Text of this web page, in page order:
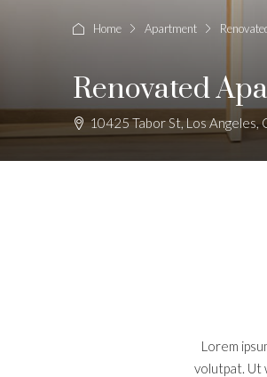
Home Apartment
Renovated
10425 Tabor St, Los Angeles,
Lorem
volutpat. Ut